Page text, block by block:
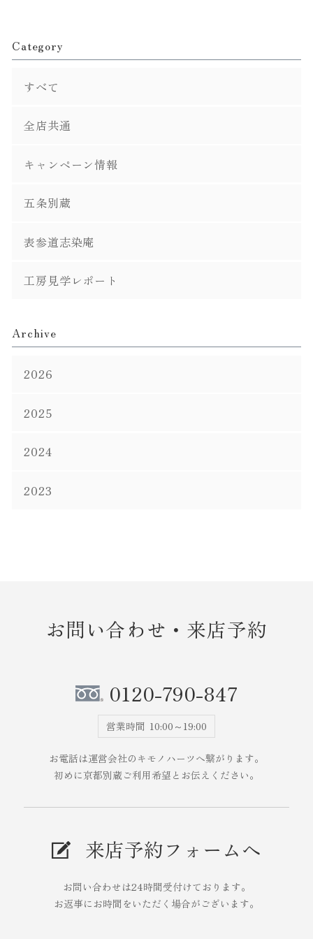
Category
すべて
全店共通
キャンペーン情報
五条別蔵
表参道志染庵
工房見学レポート
Archive
2026
2025
2024
2023
お問い合わせ・来店予約
0120-790-847
営業時間 10:00～19:00
お電話は運営会社のキモノハーツへ繋がります。
初めに京都別蔵ご利用希望とお伝えください。
来店予約フォームへ
お問い合わせは24時間受付けております。
お返事にお時間をいただく場合がございます。